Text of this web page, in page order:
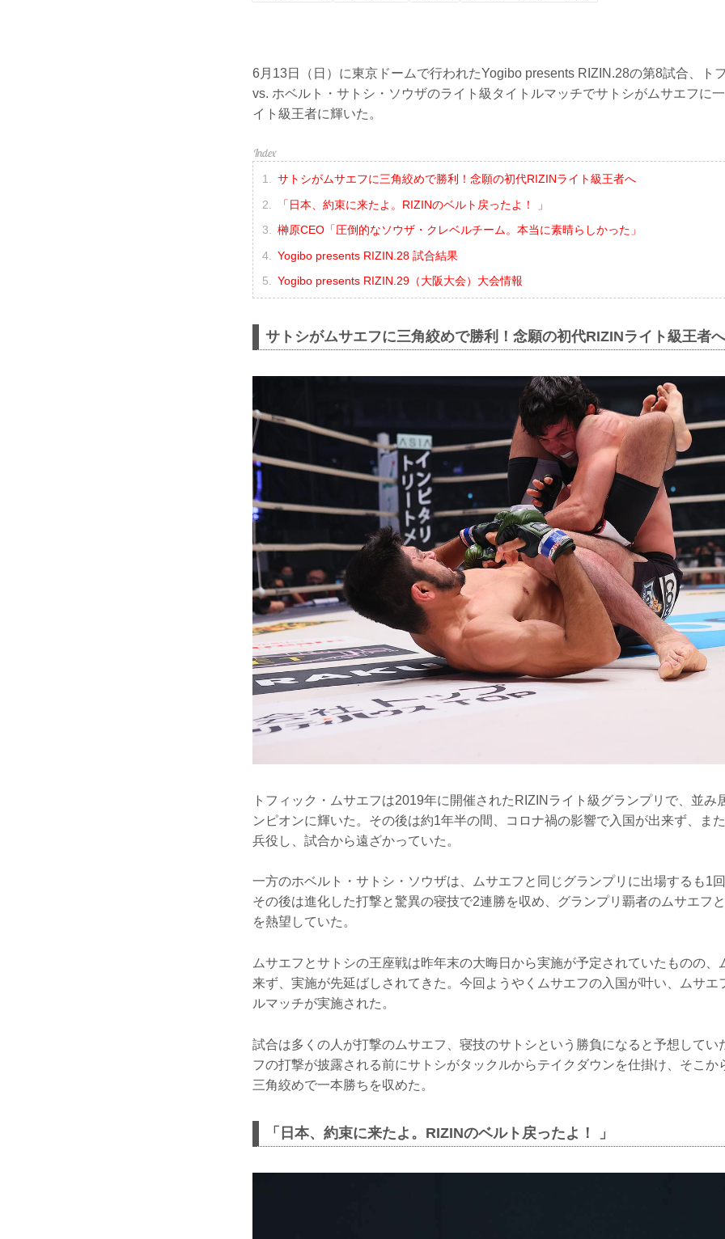
6月13日（日）に東京ドームで行われたYogibo presents RIZIN.28の第8試合、ト
vs. ホベルト・サトシ・ソウザのライト級タイトルマッチでサトシがムサエフに
イト級王者に輝いた。
サトシがムサエフに三角絞めで勝利！念願の初代RIZINライト級王者へ
「日本、約束に来たよ。RIZINのベルト戻ったよ！ 」
榊原CEO「圧倒的なソウザ・クレベルチーム。本当に素晴らしかった」
Yogibo presents RIZIN.28 試合結果
Yogibo presents RIZIN.29（大阪大会）大会情報
サトシがムサエフに三角絞めで勝利！念願の初代RIZINライト級王者へ
トフィック・ムサエフは2019年に開催されたRIZINライト級グランプリで、並み
ンピオンに輝いた。その後は約1年半の間、コロナ禍の影響で入国が出来ず、ま
兵役し、試合から遠ざかっていた。
一方のホベルト・サトシ・ソウザは、ムサエフと同じグランプリに出場するも1
その後は進化した打撃と驚異の寝技で2連勝を収め、グランプリ覇者のムサエフ
を熱望していた。
ムサエフとサトシの王座戦は昨年末の大晦日から実施が予定されていたものの、
来ず、実施が先延ばしされてきた。今回ようやくムサエフの入国が叶い、ムサエ
ルマッチが実施された。
試合は多くの人が打撃のムサエフ、寝技のサトシという勝負になると予想してい
フの打撃が披露される前にサトシがタックルからテイクダウンを仕掛け、そこか
三角絞めで一本勝ちを収めた。
「日本、約束に来たよ。RIZINのベルト戻ったよ！ 」